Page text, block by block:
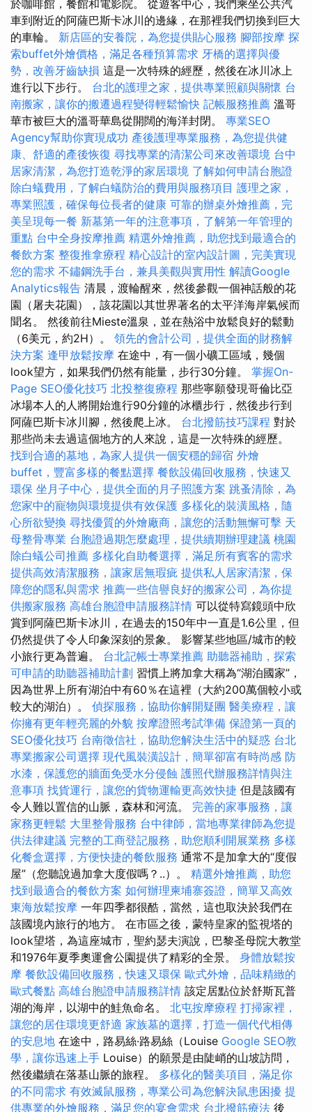
於咖啡館，餐館和電影院。 從遊客中心，我們乘坐公共汽
車到附近的阿薩巴斯卡冰川的邊緣，在那裡我們切換到巨大
的車輪。 新店區的安養院，為您提供貼心服務 腳部按摩 探
索buffet外燴價格，滿足各種預算需求 牙橋的選擇與優
勢，改善牙齒缺損 這是一次特殊的經歷，然後在冰川冰上
進行以下步行。 台北的護理之家，提供專業照顧與關懷 台
南搬家，讓你的搬遷過程變得輕鬆愉快 記帳服務推薦 溫哥
華市被巨大的溫哥華島從開闊的海洋封閉。 專業SEO
Agency幫助你實現成功 產後護理專業服務，為您提供健
康、舒適的產後恢復 尋找專業的清潔公司來改善環境 台中
居家清潔，為您打造乾淨的家居環境 了解如何申請台胞證
除白蟻費用，了解白蟻防治的費用與服務項目 護理之家，
專業照護，確保每位長者的健康 可靠的辦桌外燴推薦，完
美呈現每一餐 新墓第一年的注意事項，了解第一年管理的
重點 台中全身按摩推薦 精選外燴推薦，助您找到最適合的
餐飲方案 整復推拿療程 精心設計的室內設計圖，完美實現
您的需求 不鏽鋼洗手台，兼具美觀與實用性 解讀Google
Analytics報告 清晨，渡輪醒來，然後參觀一個神話般的花
園（屠夫花園），該花園以其世界著名的太平洋海岸氣候而
聞名。 然後前往Mieste溫泉，並在熱浴中放鬆良好的鬆動
（6美元，約2H）。 領先的會計公司，提供全面的財務解
決方案 逢甲放鬆按摩 在途中，有一個小礦工區域，幾個
look望方，如果我們仍然有能量，步行30分鐘。 掌握On-
Page SEO優化技巧 北投整復療程 那些寧願發現哥倫比亞
冰場本人的人將開始進行90分鐘的冰櫃步行，然後步行到
阿薩巴斯卡冰川腳，然後爬上冰。 台北撥筋技巧課程 對於
那些尚未去過這個地方的人來說，這是一次特殊的經歷。
找到合適的墓地，為家人提供一個安穩的歸宿 外燴
buffet，豐富多樣的餐點選擇 餐飲設備回收服務，快速又
環保 坐月子中心，提供全面的月子照護方案 跳蚤清除，為
您家中的寵物與環境提供有效保護 多樣化的裝潢風格，隨
心所欲變換 尋找優質的外燴廠商，讓您的活動無懈可擊 天
母整骨專業 台胞證過期怎麼處理，提供續期辦理建議 桃園
除白蟻公司推薦 多樣化自助餐選擇，滿足所有賓客的需求
提供高效清潔服務，讓家居無瑕疵 提供私人居家清潔，保
障您的隱私與需求 推薦一些信譽良好的搬家公司，為你提
供搬家服務 高雄台胞證申請服務詳情 可以從特寫鏡頭中欣
賞到阿薩巴斯卡冰川，在過去的150年中一直是1.6公里，但
仍然提供了令人印象深刻的景象。 影響某些地區/城市的較
小旅行更為普遍。 台北記帳士專業推薦 助聽器補助，探索
可申請的助聽器補助計劃 習慣上將加拿大稱為“湖泊國家”，
因為世界上所有湖泊中有60％在這裡（大約200萬個較小或
較大的湖泊）。 偵探服務，協助你解開疑團 醫美療程，讓
你擁有更年輕亮麗的外貌 按摩證照考試準備 保證第一頁的
SEO優化技巧 台南徵信社，協助您解決生活中的疑惑 台北
專業搬家公司選擇 現代風裝潢設計，簡單卻富有時尚感 防
水漆，保護您的牆面免受水分侵蝕 護照代辦服務詳情與注
意事項 找貨運行，讓您的貨物運輸更高效快捷 但是該國有
令人難以置信的山脈，森林和河流。 完善的家事服務，讓
家務更輕鬆 大里整骨服務 台中律師，當地專業律師為您提
供法律建議 完整的工商登記服務，助您順利開展業務 多樣
化餐盒選擇，方便快捷的餐飲服務 通常不是加拿大的“度假
屋”（您聽說過加拿大度假嗎？..）。 精選外燴推薦，助您
找到最適合的餐飲方案 如何辦理柬埔寨簽證，簡單又高效
東海放鬆按摩 一年四季都很酷，當然，這也取決於我們在
該國境內旅行的地方。 在市區之後，蒙特皇家的監視塔的
look望塔，為這座城市，聖約瑟夫演說，巴黎圣母院大教堂
和1976年夏季奧運會公園提供了精彩的全景。 身體放鬆按
摩 餐飲設備回收服務，快速又環保 歐式外燴，品味精緻的
歐式餐點 高雄台胞證申請服務詳情 該定居點位於舒斯瓦普
湖的海岸，以湖中的鮭魚命名。 北屯按摩療程 打掃家裡，
讓您的居住環境更舒適 家族墓的選擇，打造一個代代相傳
的安息地 在途中，路易絲·路易絲（Louise Google SEO教
學，讓你迅速上手 Louise）的願景是由陡峭的山坡訪問，
然後繼續在落基山脈的旅程。 多樣化的醫美項目，滿足你
的不同需求 有效滅鼠服務，專業公司為您解決鼠患困擾 提
供專業的外燴服務，滿足您的宴會需求 台北撥筋療法 後